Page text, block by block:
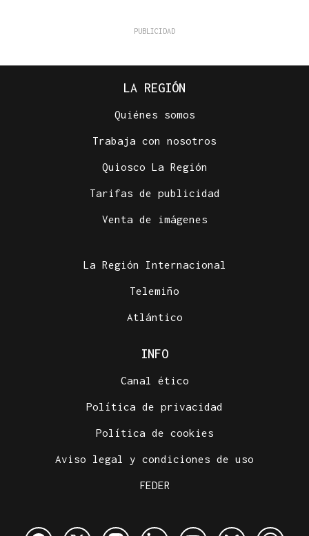
Más de 1.340 menores migrantes continúan en
Ceuta tras la entrada masiva
LA REGIÓN
Quiénes somos
Trabaja con nosotros
Quiosco La Región
Tarifas de publicidad
Venta de imágenes
La Región Internacional
Telemiño
Atlántico
INFO
Canal ético
Política de privacidad
Política de cookies
Aviso legal y condiciones de uso
FEDER